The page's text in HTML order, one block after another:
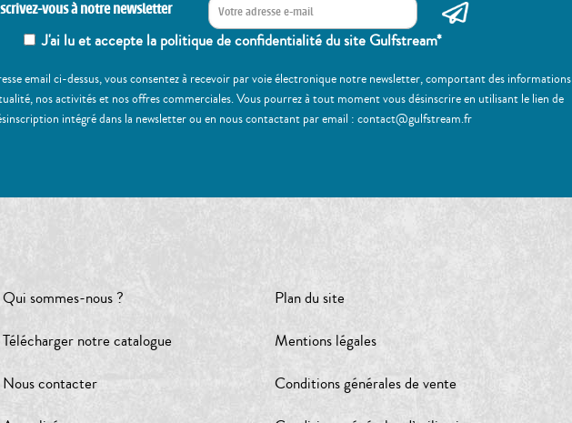
vous à notre newsletter
J'ai lu et accepte la politique de confidentialité du site Gulfstream*
email ci-dessus, vous consentez à recevoir par voie électronique notre newsletter, comportant des informations
nos activités et nos offres commerciales. Vous pourrez à tout moment vous désinscrire en utilisant le lien de
intégré dans la newsletter ou en nous contactant par email : contact@gulfstream.fr
Qui sommes-nous ?
Télécharger notre catalogue
Nous contacter
Plan du site
Mentions légales
Conditions générales de vente